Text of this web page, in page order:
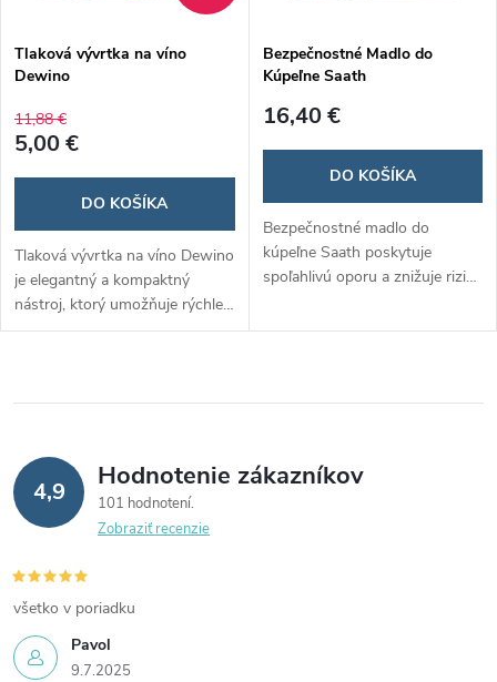
Tlaková vývrtka na víno
Dewino
11,88 €
5,00 €
DO KOŠÍKA
Tlaková vývrtka na víno Dewino
je elegantný a kompaktný
nástroj, ktorý umožňuje rýchle
a bezpečné otváranie fliaš bez
jednoduché použitie a je
Bezpečnostné Madlo do
Kúpeľne Saath
16,40 €
DO KOŠÍKA
Bezpečnostné madlo do
kúpeľne Saath poskytuje
spoľahlivú oporu a znižuje riziko
povrchy bez potreby vŕtania.
pohyblivosťou.​
4,9 Hodnotenie zákazníkov
101 hodnotení
Zobraziť recenzie
Pavol
9.7.2025
všetko v poriadku